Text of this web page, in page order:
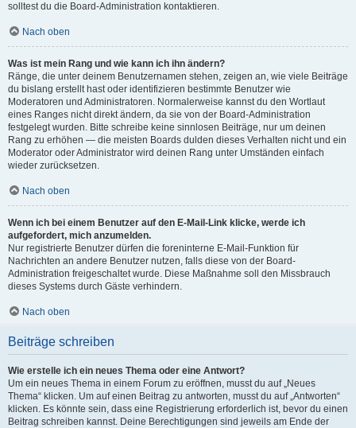
solltest du die Board-Administration kontaktieren.
Nach oben
Was ist mein Rang und wie kann ich ihn ändern?
Ränge, die unter deinem Benutzernamen stehen, zeigen an, wie viele Beiträge
du bislang erstellt hast oder identifizieren bestimmte Benutzer wie
Moderatoren und Administratoren. Normalerweise kannst du den Wortlaut
eines Ranges nicht direkt ändern, da sie von der Board-Administration
festgelegt wurden. Bitte schreibe keine sinnlosen Beiträge, nur um deinen
Rang zu erhöhen — die meisten Boards dulden dieses Verhalten nicht und ein
Moderator oder Administrator wird deinen Rang unter Umständen einfach
wieder zurücksetzen.
Nach oben
Wenn ich bei einem Benutzer auf den E-Mail-Link klicke, werde ich
aufgefordert, mich anzumelden.
Nur registrierte Benutzer dürfen die foreninterne E-Mail-Funktion für
Nachrichten an andere Benutzer nutzen, falls diese von der Board-
Administration freigeschaltet wurde. Diese Maßnahme soll den Missbrauch
dieses Systems durch Gäste verhindern.
Nach oben
Beiträge schreiben
Wie erstelle ich ein neues Thema oder eine Antwort?
Um ein neues Thema in einem Forum zu eröffnen, musst du auf „Neues
Thema“ klicken. Um auf einen Beitrag zu antworten, musst du auf „Antworten“
klicken. Es könnte sein, dass eine Registrierung erforderlich ist, bevor du einen
Beitrag schreiben kannst. Deine Berechtigungen sind jeweils am Ende der